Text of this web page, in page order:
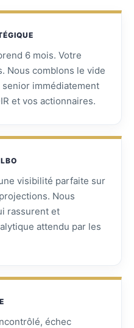
6 mois. Votre
Nous comblons le vide
immédiatement
et vos actionnaires.
visibilité parfaite sur
Nous
rassurent et
attendu par les
échec